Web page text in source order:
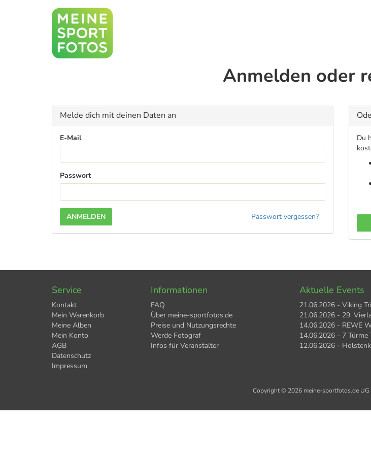
Anmelden oder
Melde dich mit deinen Daten an
E-Mail
Passwort
Passwort vergessen?
Du
Service
Kontakt
Mein Warenkorb
Meine Alben
Mein Konto
AGB
Datenschutz
Impressum
Informationen
FAQ
Über meine-sportfotos.de
Preise und Nutzungsrechte
Werde Fotograf
Infos für Veranstalter
Aktuelle Events
21.06.2026 - Viking
21.06.2026 - 29.
14.06.2026 - REWE
14.06.2026 - 7 Türme
12.06.2026 -
Copyright © 2026 meine-sportfotos.de